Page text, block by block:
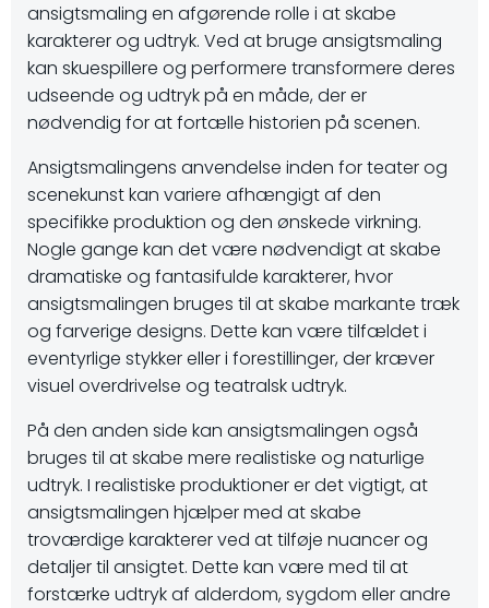
ansigtsmaling en afgørende rolle i at skabe
karakterer og udtryk. Ved at bruge ansigtsmaling
kan skuespillere og performere transformere deres
udseende og udtryk på en måde, der er
nødvendig for at fortælle historien på scenen.
Ansigtsmalingens anvendelse inden for teater og
scenekunst kan variere afhængigt af den
specifikke produktion og den ønskede virkning.
Nogle gange kan det være nødvendigt at skabe
dramatiske og fantasifulde karakterer, hvor
ansigtsmalingen bruges til at skabe markante træk
og farverige designs. Dette kan være tilfældet i
eventyrlige stykker eller i forestillinger, der kræver
visuel overdrivelse og teatralsk udtryk.
På den anden side kan ansigtsmalingen også
bruges til at skabe mere realistiske og naturlige
udtryk. I realistiske produktioner er det vigtigt, at
ansigtsmalingen hjælper med at skabe
troværdige karakterer ved at tilføje nuancer og
detaljer til ansigtet. Dette kan være med til at
forstærke udtryk af alderdom, sygdom eller andre